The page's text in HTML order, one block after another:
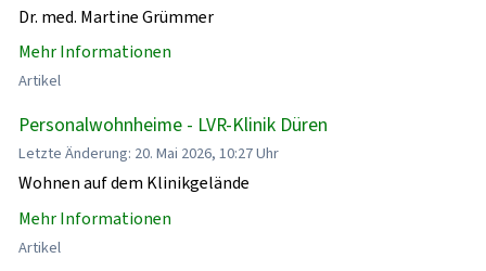
Dr. med. Martine Grümmer
Mehr Informationen
Artikel
Personalwohnheime - LVR-Klinik Düren
Letzte Änderung: 20. Mai 2026, 10:27 Uhr
Wohnen auf dem Klinikgelände
Mehr Informationen
Artikel